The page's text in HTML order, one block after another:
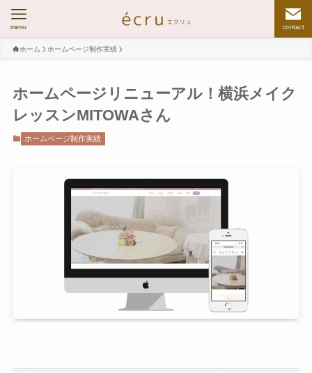
contact
menu
ホーム ホームページ制作実績
ホームページリニューアル！横浜メイク
レッスンMITOWAさん
ホームページ制作実績